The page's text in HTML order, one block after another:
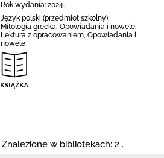
Rok wydania: 2024.
Język polski (przedmiot szkolny),
Mitologia grecka, Opowiadania i nowele,
Lektura z opracowaniem, Opowiadania i
nowele
Znalezione w bibliotekach: 2 .